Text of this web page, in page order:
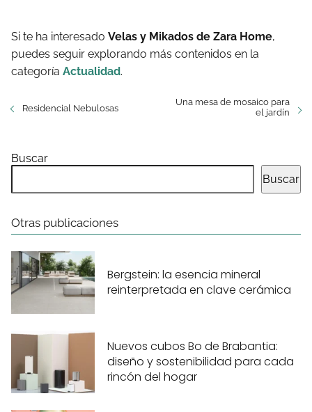
Si te ha interesado Velas y Mikados de Zara Home,
puedes seguir explorando más contenidos en la
categoría Actualidad.
Residencial Nebulosas
Una mesa de mosaico para
el jardín
Buscar
Buscar
Otras publicaciones
Bergstein: la esencia mineral
reinterpretada en clave cerámica
Nuevos cubos Bo de Brabantia:
diseño y sostenibilidad para cada
rincón del hogar